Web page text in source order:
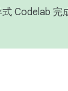
Codelab 完